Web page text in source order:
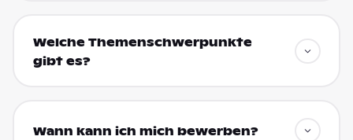
Welche Themenschwerpunkte
gibt es?
Wann kann ich mich bewerben?